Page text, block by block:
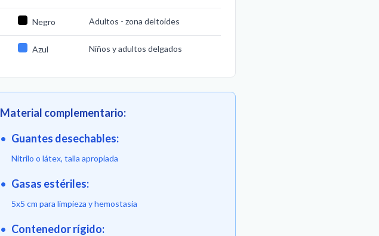
Negro Adultos - zona deltoides
Azul Niños y adultos delgados
Material complementario:
• Guantes desechables:
Nitrilo o látex, talla apropiada
• Gasas estériles:
5x5 cm para limpieza y hemostasia
• Contenedor rígido: